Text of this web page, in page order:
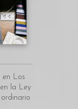
en Los
la Ley